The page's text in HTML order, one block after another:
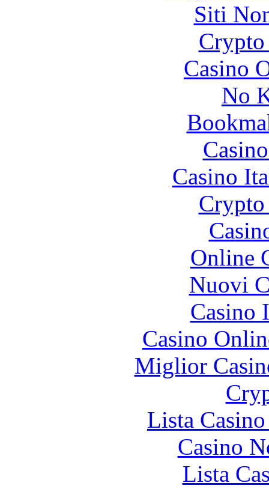
Siti
Casino
No
Casino
Online
Nuovi
Casino
Casino
Miglior
Lista
Casino
Lista